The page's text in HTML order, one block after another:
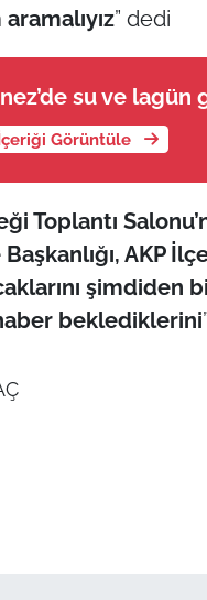
” dedi
su ve lagün
Görüntüle
Toplantı
AKP
şimdiden
beklediklerini